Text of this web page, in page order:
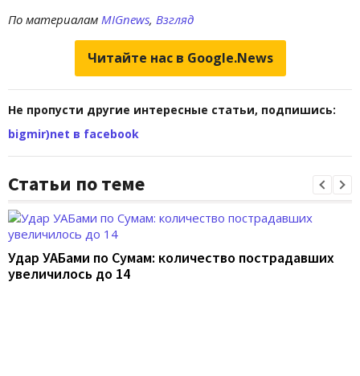
По материалам MIGnews, Взгляд
Читайте нас в Google.News
Не пропусти другие интересные статьи, подпишись:
bigmir)net в facebook
Статьи по теме
Удар УАБами по Сумам: количество пострадавших
увеличилось до 14